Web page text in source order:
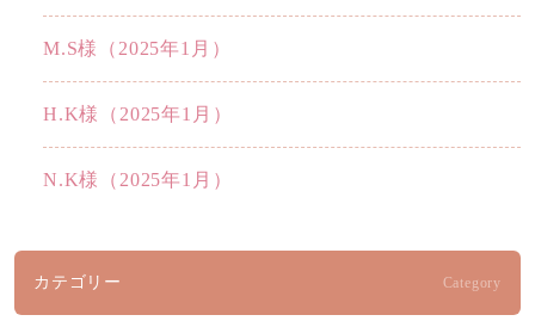
M.S様（2025年1月）
H.K様（2025年1月）
N.K様（2025年1月）
カテゴリー Category